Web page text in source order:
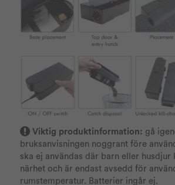
Viktig produktinformation: gå
bruksanvisningen noggrant före
ska ej användas där barn eller husdjur
närhet och är endast avsedd för
rumstemperatur. Batterier ingår ej.